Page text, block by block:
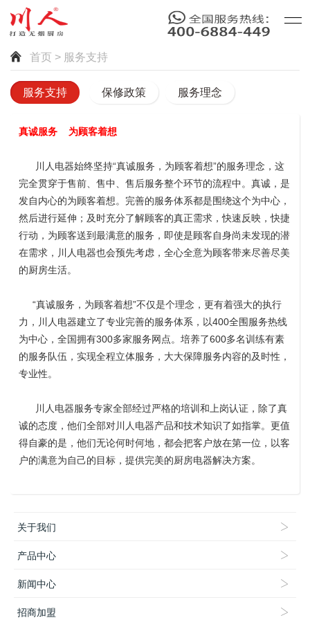
首页 > 服务支持
服务支持 保修政策 服务理念
真诚服务 为顾客着想
川人电器始终坚持“真诚服务，为顾客着想”的服务理念，这
完全贯穿于售前、售中、售后服务整个环节的流程中。真诚，是
发自内心的为顾客着想。完善的服务体系都是围绕这个为中心，
然后进行延伸；及时充分了解顾客的真正需求，快速反映，快捷
行动，为顾客送到最满意的服务，即使是顾客自身尚未发现的潜
在需求，川人电器也会预先考虑，全心全意为顾客带来尽善尽美
的厨房生活。
“真诚服务，为顾客着想”不仅是个理念，更有着强大的执行
力，川人电器建立了专业完善的服务体系，以400全围服务热线
为中心，全国拥有300多家服务网点。培养了600多名训练有素
的服务队伍，实现全程立体服务，大大保障服务内容的及时性，
专业性。
川人电器服务专家全部经过严格的培训和上岗认证，除了真
诚的态度，他们全部对川人电器产品和技术知识了如指掌。更值
得自豪的是，他们无论何时何地，都会把客户放在第一位，以客
户的满意为自己的目标，提供完美的厨房电器解决方案。
关于我们
产品中心
新闻中心
招商加盟